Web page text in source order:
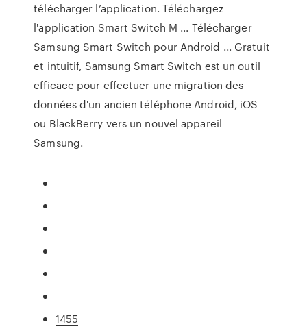
télécharger l’application. Téléchargez
l'application Smart Switch M ... Télécharger
Samsung Smart Switch pour Android ... Gratuit
et intuitif, Samsung Smart Switch est un outil
efficace pour effectuer une migration des
données d'un ancien téléphone Android, iOS
ou BlackBerry vers un nouvel appareil
Samsung.
1455